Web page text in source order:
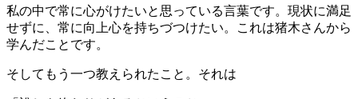
私の中で常に心がけたいと思っている言葉です。現状に満足
せずに、常に向上心を持ちづつけたい。これは猪木さんから
学んだことです。
そしてもう一つ教えられたこと。それは